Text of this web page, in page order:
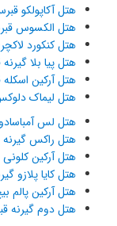
هتل آکاپولکو
هتل الکسوس
هتل کنکورد
هتل پیا بلا
هتل آرکین
هتل لیماک
هتل لس
هتل راکس
هتل آرکین
هتل کایا پلازو
هتل آرکین پالم
هتل دوم گیرنه